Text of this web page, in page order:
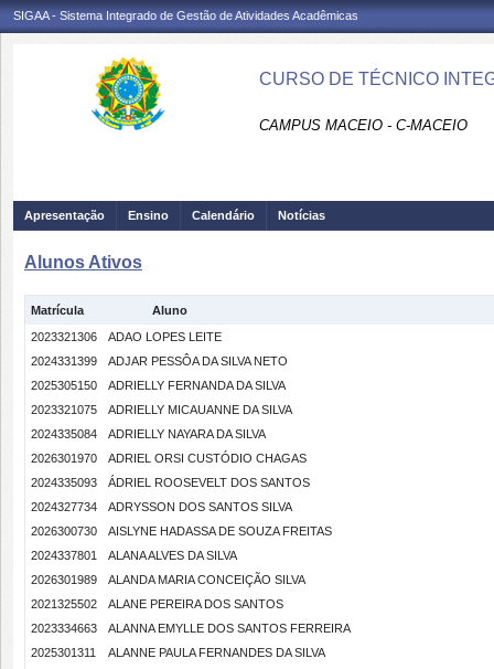
SIGAA - Sistema Integrado de Gestão de Atividades Acadêmicas
CURSO DE TÉCNICO
CAMPUS MACEIO - C-MACEIO
Apresentação Ensino Calendário Notícias
Alunos Ativos
Matrícula
Aluno
2023321306
ADAO LOPES LEITE
2024331399
ADJAR PESSÔA DA SILVA NETO
2025305150
ADRIELLY FERNANDA DA SILVA
2023321075
ADRIELLY MICAUANNE DA SILVA
2024335084
ADRIELLY NAYARA DA SILVA
2026301970
ADRIEL ORSI CUSTÓDIO CHAGAS
2024335093
ÁDRIEL ROOSEVELT DOS SANTOS
2024327734
ADRYSSON DOS SANTOS SILVA
2026300730
AISLYNE HADASSA DE SOUZA FREITAS
2024337801
ALANA ALVES DA SILVA
2026301989
ALANDA MARIA CONCEIÇÃO SILVA
2021325502
ALANE PEREIRA DOS SANTOS
2023334663
ALANNA EMYLLE DOS SANTOS FERREIRA
2025301311
ALANNE PAULA FERNANDES DA SILVA